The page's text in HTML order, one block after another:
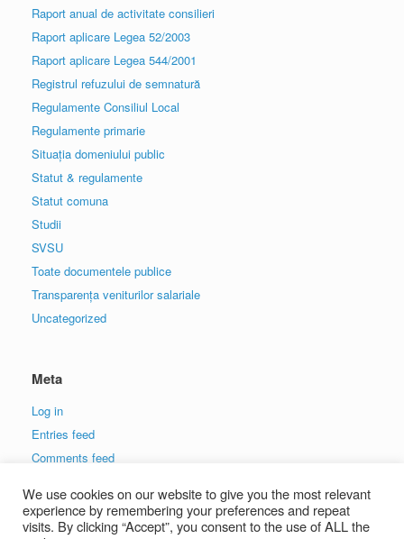
Raport anual de activitate consilieri
Raport aplicare Legea 52/2003
Raport aplicare Legea 544/2001
Registrul refuzului de semnatură
Regulamente Consiliul Local
Regulamente primarie
Situația domeniului public
Statut & regulamente
Statut comuna
Studii
SVSU
Toate documentele publice
Transparența veniturilor salariale
Uncategorized
Meta
Log in
Entries feed
Comments feed
We use cookies on our website to give you the most relevant
experience by remembering your preferences and repeat
visits. By clicking “Accept”, you consent to the use of ALL the